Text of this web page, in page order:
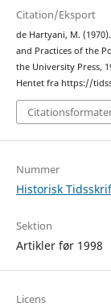
Citation/Eksport
de Hartyani, M.
and Practices of the
the University Press,
Hentet fra https://
Nummer
Historisk
Sektion
Artikler før 1998
Licens